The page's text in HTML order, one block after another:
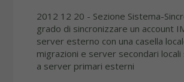
2012 12 20 - Sezione Sistema-
grado di sincronizzare un account
server esterno con una casella
migrazioni e server secondari
a server primari esterni